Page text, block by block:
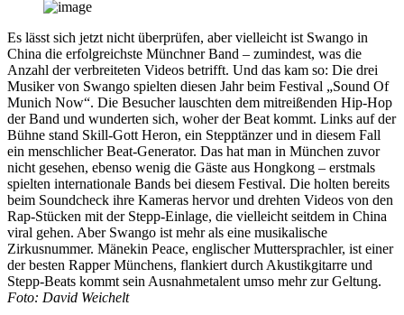
Es lässt sich jetzt nicht überprüfen, aber vielleicht ist Swango in
China die erfolgreichste Münchner Band – zumindest, was die
Anzahl der verbreiteten Videos betrifft. Und das kam so: Die drei
Musiker von Swango spielten diesen Jahr beim Festival „Sound Of
Munich Now“. Die Besucher lauschten dem mitreißenden Hip-Hop
der Band und wunderten sich, woher der Beat kommt. Links auf der
Bühne stand Skill-Gott Heron, ein Stepptänzer und in diesem Fall
ein menschlicher Beat-Generator. Das hat man in München zuvor
nicht gesehen, ebenso wenig die Gäste aus Hongkong – erstmals
spielten internationale Bands bei diesem Festival. Die holten bereits
beim Soundcheck ihre Kameras hervor und drehten Videos von den
Rap-Stücken mit der Stepp-Einlage, die vielleicht seitdem in China
viral gehen. Aber Swango ist mehr als eine musikalische
Zirkusnummer. Mänekin Peace, englischer Muttersprachler, ist einer
der besten Rapper Münchens, flankiert durch Akustikgitarre und
Stepp-Beats kommt sein Ausnahmetalent umso mehr zur Geltung.
Foto: David Weichelt